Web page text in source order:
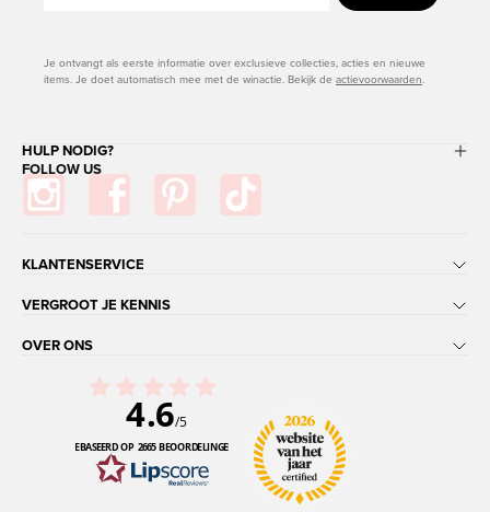
Je ontvangt als eerste informatie over exclusieve collecties, acties en nieuwe
items. Je doet automatisch mee met de winactie. Bekijk de actievoorwaarden.
HULP NODIG?
FOLLOW US
KLANTENSERVICE
VERGROOT JE KENNIS
OVER ONS
4.6/5
GEBASEERD OP 2665 BEOORDELINGEN